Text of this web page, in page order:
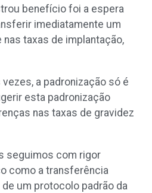
benefício foi a espera
imediatamente um
taxas de implantação,
a padronização só é
esta padronização
nas taxas de gravidez
seguimos com rigor
como a transferência
um protocolo padrão da